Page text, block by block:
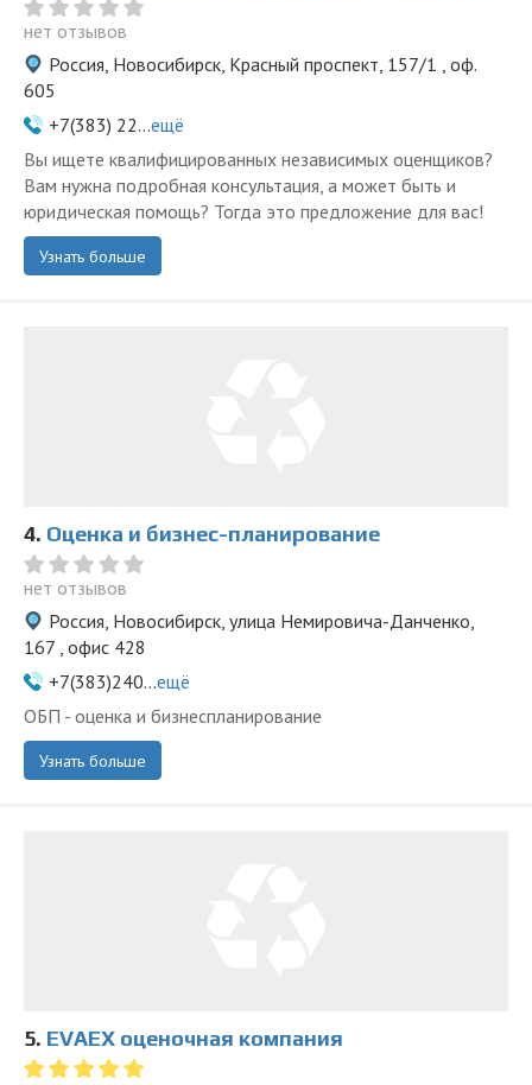
нет отзывов
Россия, Новосибирск, Красный проспект, 157/1 , оф.
605
+7(383) 22...ещё
Вы ищете квалифицированных независимых оценщиков?
Вам нужна подробная консультация, а может быть и
юридическая помощь? Тогда это предложение для вас!
Узнать больше
4. Оценка и бизнес-планирование
нет отзывов
Россия, Новосибирск, улица Немировича-Данченко,
167 , офис 428
+7(383)240...ещё
ОБП - оценка и бизнеспланирование
Узнать больше
5. EVAEX оценочная компания